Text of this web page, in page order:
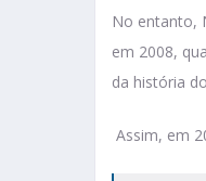
No entanto,
em 2008,
da história
Assim, em